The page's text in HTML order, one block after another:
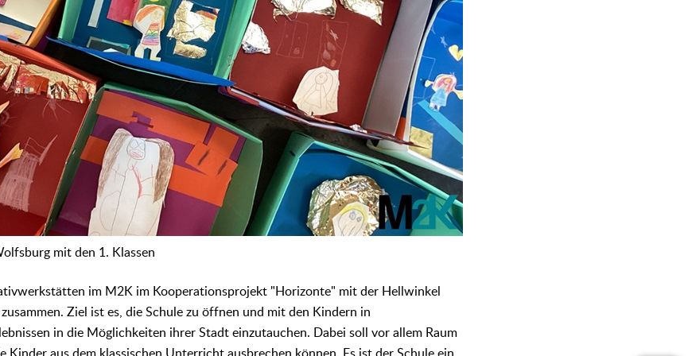
mit den 1. Klassen
im M2K im Kooperationsprojekt "Horizonte" mit der Hellwinkel
Ziel ist es, die Schule zu öffnen und mit den Kindern in
in die Möglichkeiten ihrer Stadt einzutauchen. Dabei soll vor allem Raum